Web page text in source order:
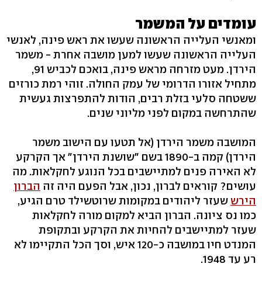
עומדים על המשמר
ומאנשי העלייה הראשונה שעשו את ראש פינה, לאנשי
העלייה הראשונה שעשו למען מושבה אחרת - משמר
הירדן. מעט מזרחה מראש פינה, בואכם לכביש 91,
מתחיל אזורו הדרומי של עמק החולה. זוהי רמת כורזים
ששטחה סלעי בזלת רבים, הודות להתפרצות געשית
שהתרחשה במקום לפני מליוני שנים.
המושבה משמר הירדן (אל תטעו עם הישוב משמר
הירדן) קמה ב-1890 בשם "שושנת הירדן" אך הקרקע
לא האירה פנים למתיישבים בכל הנוגע לחקלאות. מה
עושים? קוראים לברון, נכון, אבל הפעם היה זה הברון
הירששעזר ליהודים במקומות שרוטשילד טרם הגיע,
כמו נס ציונה. הברון הביא למקום מורה לחקלאות
שעזר למתיישבים להחיות את הקרקע ובתקופת
המנדט חיו במושבה כ-120 איש, וסך הכל התקיימו לא
רע עד 1948.